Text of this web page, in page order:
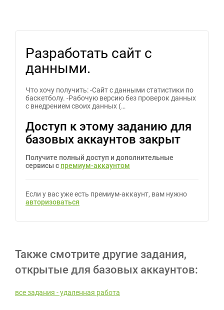
Разработать сайт с
данными.
Что хочу получить: -Сайт с данными статистики по
баскетболу. -Рабочую версию без проверок данных
с внедрением своих данных (…
Доступ к этому заданию для
базовых аккаунтов закрыт
Получите полный доступ и дополнительные
сервисы с премиум-аккаунтом
Если у вас уже есть премиум-аккаунт, вам нужно
авторизоваться
Также смотрите другие задания,
открытые для базовых аккаунтов:
все задания - удаленная работа